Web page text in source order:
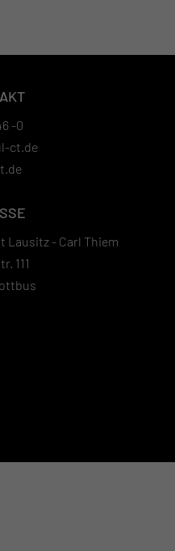
-0
ct.de
Lausitz - Carl Thiem
111